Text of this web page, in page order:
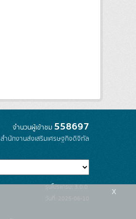
จำนวนผู้เข้าชม 558697
สำนักงานส่งเสริมเศรษฐกิจดิจิทัล
รุ่นโปรแกรม: 3.0.0
วันที่: 2025-06-10
x